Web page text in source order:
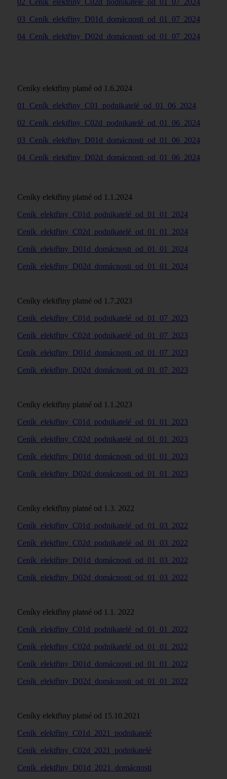
02_Ceník_elektřiny_C02d_podnikatelé_od_01_07_2024
03_Ceník_elektřiny_D01d_domácnosti_od_01_07_2024
04_Ceník_elektřiny_D02d_domácnosti_od_01_07_2024
Ceníky elektřiny platné od 1.6.2024
01_Ceník_elektřiny_C01_podnikatelé_od_01_06_2024
02_Ceník_elektřiny_C02d_podnikatelé_od_01_06_2024
03_Ceník_elektřiny_D01d_domácnosti_od_01_06_2024
04_Ceník_elektřiny_D02d_domácnosti_od_01_06_2024
Ceníky elektřiny platné od 1.1.2024
Ceník_elektřiny_C01d_podnikatelé_od_01_01_2024
Ceník_elektřiny_C02d_podnikatelé_od_01_01_2024
Ceník_elektřiny_D01d_domácnosti_od_01_01_2024
Ceník_elektřiny_D02d_domácnosti_od_01_01_2024
Ceníky elektřiny platné od 1.7.2023
Ceník_elektřiny_C01d_podnikatelé_od_01_07_2023
Ceník_elektřiny_C02d_podnikatelé_od_01_07_2023
Ceník_elektřiny_D01d_domácnosti_od_01_07_2023
Ceník_elektřiny_D02d_domácnosti_od_01_07_2023
Ceníky elektřiny platné od 1.1.2023
Ceník_elektřiny_C01d_podnikatelé_od_01_01_2023
Ceník_elektřiny_C02d_podnikatelé_od_01_01_2023
Ceník_elektřiny_D01d_domácnosti_od_01_01_2023
Ceník_elektřiny_D02d_domácnosti_od_01_01_2023
Ceníky elektřiny platné od 1.3. 2022
Ceník_elektřiny_C01d_podnikatelé_od_01_03_2022
Ceník_elektřiny_C02d_podnikatelé_od_01_03_2022
Ceník_elektřiny_D01d_domácnosti_od_01_03_2022
Ceník_elektřiny_D02d_domácnosti_od_01_03_2022
Ceníky elektřiny platné od 1.1. 2022
Ceník_elektřiny_C01d_podnikatelé_od_01_01_2022
Ceník_elektřiny_C02d_podnikatelé_od_01_01_2022
Ceník_elektřiny_D01d_domácnosti_od_01_01_2022
Ceník_elektřiny_D02d_domácnosti_od_01_01_2022
Ceníky elektřiny platné od 15.10.2021
Ceník_elektřiny_C01d_2021_podnikatelé
Ceník_elektřiny_C02d_2021_podnikatelé
Ceník_elektřiny_D01d_2021_domácnosti